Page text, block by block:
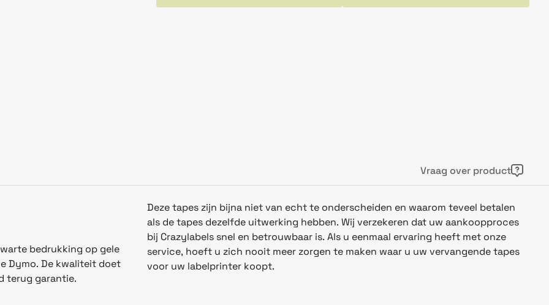
Vraag over product
bedrukking op gele
Dymo. De kwaliteit doet
terug garantie.
Deze tapes zijn bijna niet van echt te onderscheiden en waarom teveel betalen
als detapes dezelfde uitwerking hebben. Wij verzekeren dat uw aankoopproces
bij Crazylabels snel en betrouwbaar is. Als u eenmaal ervaring heeft met onze
service, hoeft u zich nooit meer zorgen te maken waar u uw vervangende tapes
voor uw labelprinter koopt.